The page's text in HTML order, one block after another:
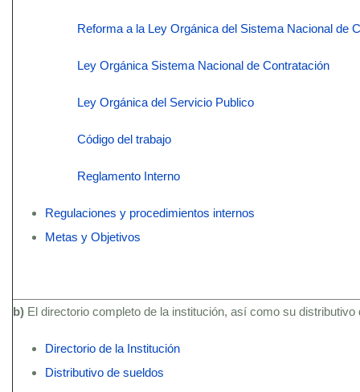
Reforma a la Ley Orgánica del Sistema Nacional de
Ley Orgánica Sistema Nacional de Contratación
Ley Orgánica del Servicio Publico
Código del trabajo
Reglamento Interno
Regulaciones y procedimientos internos
Metas y Objetivos
b) El directorio completo de la institución, así como su distributivo
Directorio de la Institución
Distributivo de sueldos